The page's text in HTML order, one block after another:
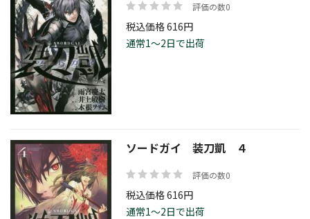
評価の数0
税込価格 616円
通常1～2日で出荷
ソードガイ 装刀凱 ４
評価の数0
税込価格 616円
通常1～2日で出荷